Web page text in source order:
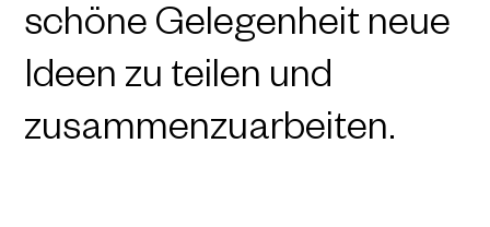
schöne Gelegenheit neue
Ideen zu teilen und
zusammenzuarbeiten.